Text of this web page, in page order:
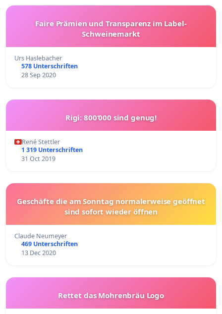
Faire Prämien und Transparenz im Label-
Schweinemarkt
Urs Haslebacher
578 Unterschriften
28 Sep 2020
Rigi: 800‘000 sind genug!
René Stettler
1 319 Unterschriften
31 Oct 2019
Geschäfte die am Sonntag normalerweise geöffnet
sind sofort wieder öffnen
Claude Neumeyer
469 Unterschriften
13 Dec 2020
Rettet das Mohrenbräu Logo